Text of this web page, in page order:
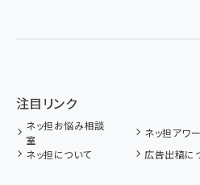
注目リンク
ネッ担お悩み相談
室
ネッ担アワー
ネッ担について
広告出稿に